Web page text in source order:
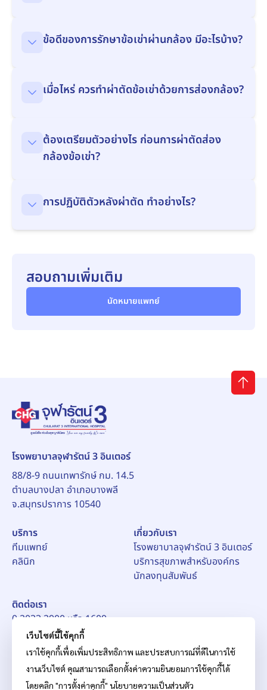
ข้อดีของการรักษาข้อเข่าผ่านกล้อง มีอะไรบ้าง?
เมื่อไหร่ ควรทำผ่าตัดข้อเข่าด้วยการส่องกล้อง?
ต้องเตรียมตัวอย่างไร ก่อนการผ่าตัดส่อง
กล้องข้อเข่า?
การปฏิบัติตัวหลังผ่าตัด ทำอย่างไร?
สอบถามเพิ่มเติม
นัดหมายแพทย์
โรงพยาบาลจุฬารัตน์ 3 อินเตอร์
88/8-9 ถนนเทพารักษ์ กม. 14.5
ตำบลบางปลา อำเภอบางพลี
จ.สมุทรปราการ 10540
บริการ
ทีมแพทย์
คลินิก
เกี่ยวกับเรา
โรงพยาบาลจุฬารัตน์ 3 อินเตอร์
บริการสุขภาพสำหรับองค์กร
นักลงทุนสัมพันธ์
ติดต่อเรา
0 2033 2900 หรือ 1609
อีเมล์:pr_ch3@chularat.com
เว็บไซต์นี้ใช้คุกกี้
เราใช้คุกกี้เพื่อเพิ่มประสิทธิภาพ และประสบการณ์ที่ดีในการใช้
งานเว็บไซต์ คุณสามารถเลือกตั้งค่าความยินยอมการใช้คุกกี้ได้
โดยคลิก "การตั้งค่าคุกกี้" นโยบายความเป็นส่วนตัว